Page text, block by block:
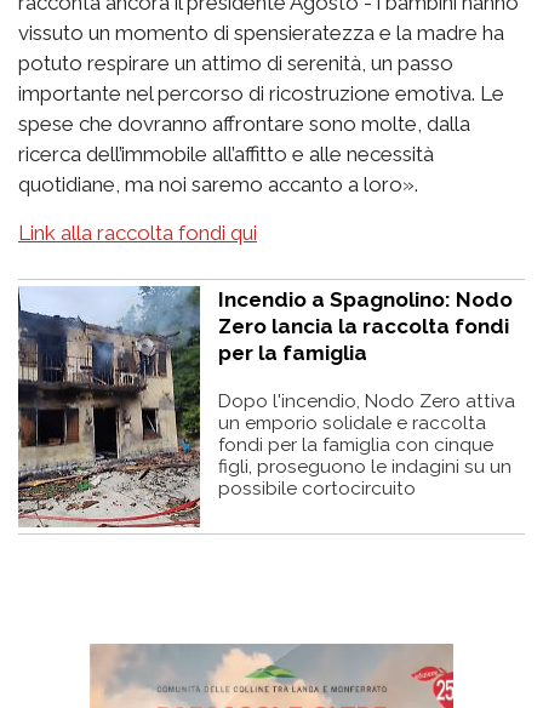
vissuto un momento di spensieratezza e la madre ha
potuto respirare un attimo di serenità, un passo
importante nel percorso di ricostruzione emotiva. Le
spese che dovranno affrontare sono molte, dalla
ricerca dell’immobile all’affitto e alle necessità
quotidiane, ma noi saremo accanto a loro».
Link alla raccolta fondi qui
Incendio a Spagnolino: Nodo
Zero lancia la raccolta fondi
per la famiglia
Dopo l'incendio, Nodo Zero attiva
un emporio solidale e raccolta
fondi per la famiglia con cinque
figli, proseguono le indagini su un
possibile cortocircuito